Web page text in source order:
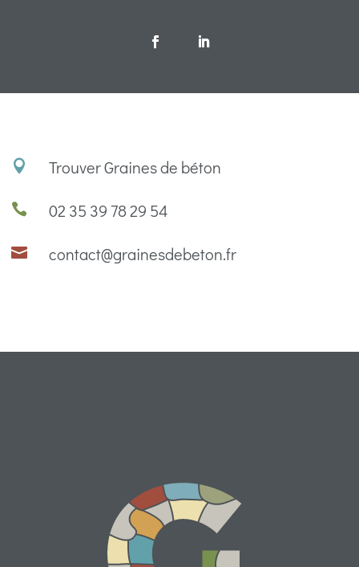
 Trouver Graines de béton
 02 35 39 78 29 54
 contact@grainesdebeton.fr